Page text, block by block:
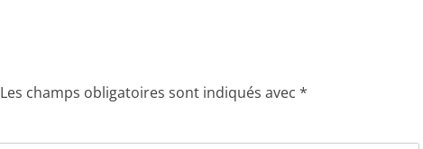
Les champs obligatoires sont indiqués avec *